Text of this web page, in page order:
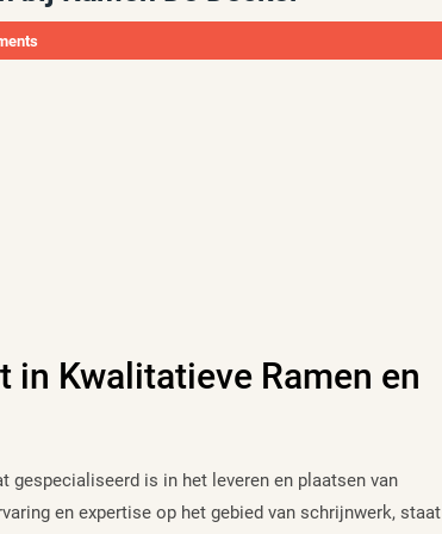
in Kwalitatieve Ramen en
gespecialiseerd is in het leveren en plaatsen van
en expertise op het gebied van schrijnwerk, staat